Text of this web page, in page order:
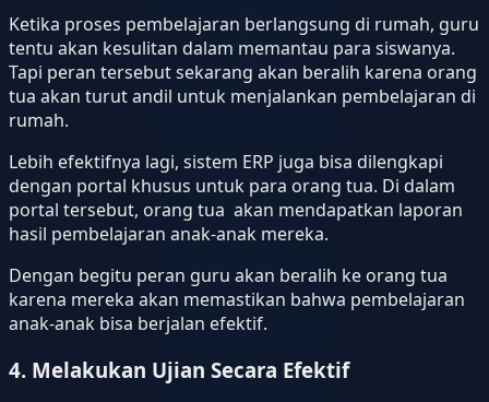
Ketika proses pembelajaran berlangsung di rumah, guru
tentu akan kesulitan dalam memantau para siswanya.
Tapi peran tersebut sekarang akan beralih karena orang
tua akan turut andil untuk menjalankan pembelajaran di
rumah.
Lebih efektifnya lagi, sistem ERP juga bisa dilengkapi
dengan portal khusus untuk para orang tua. Di dalam
portal tersebut, orang tua akan mendapatkan laporan
hasil pembelajaran anak-anak mereka.
Dengan begitu peran guru akan beralih ke orang tua
karena mereka akan memastikan bahwa pembelajaran
anak-anak bisa berjalan efektif.
4. Melakukan Ujian Secara Efektif